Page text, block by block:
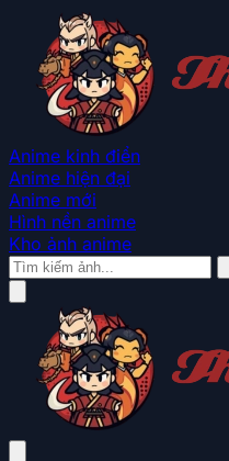
Anime kinh điển
Anime hiện đại
Anime mới
Hình nền anime
Kho ảnh anime